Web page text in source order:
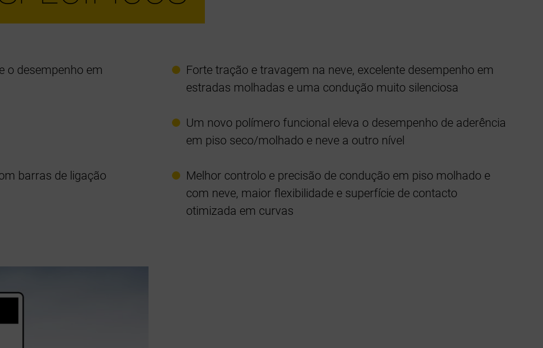
o desempenho em
Forte tração e travagem na neve, excelente desempenho em
estradas molhadas e uma condução muito silenciosa
Um novo polímero funcional eleva o desempenho de aderência
em piso seco/molhado e neve a outro nível
barras de ligação
Melhor controlo e precisão de condução em piso molhado e
com neve, maior flexibilidade e superfície de contacto
otimizada em curvas